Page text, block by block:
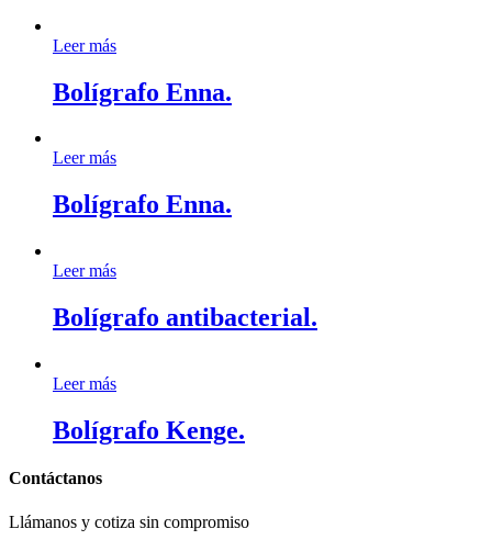
Leer más
Bolígrafo Enna.
Leer más
Bolígrafo Enna.
Leer más
Bolígrafo antibacterial.
Leer más
Bolígrafo Kenge.
Contáctanos
Llámanos y cotiza sin compromiso